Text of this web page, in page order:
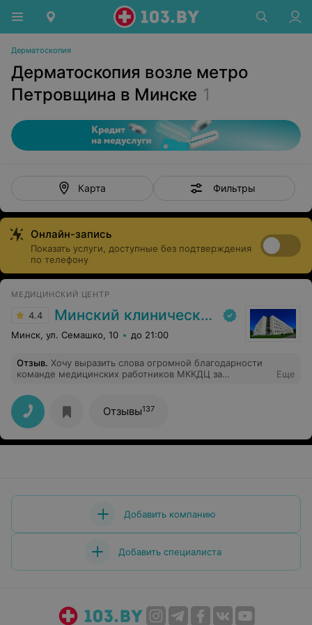
Дерматоскопия
Дерматоскопия возле метро
Петровщина в Минске 1
Карта Фильтры
Онлайн-запись
Показать услуги, доступные без подтверждения
по телефону
МЕДИЦИНСКИЙ ЦЕНТР
4.4 Минский клинический консультативно-диагностический центр
Минск, ул. Семашко, 10 до 21:00
Отзыв. Хочу выразить слова огромной благодарности
команде медицинских работников МККДЦ за
внутривенным наркозом, анестезиологу Егору
Андреевичу, доктору-эндоскописту Наталье Ивановне,
медицинским сёстрам и анестезиту Ольге Францевне.
Большое спасибо Вам за безболезненное,
качественное и аккуратное проведение такой сложной
Еще
Отзывы137
Добавить компанию
Добавить специалиста